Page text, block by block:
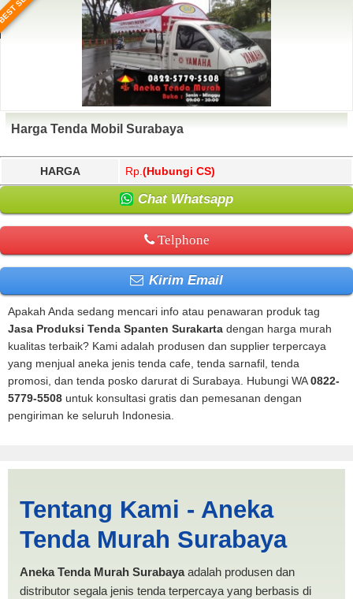
Harga Tenda Mobil Surabaya
HARGA Rp. (Hubungi CS)
Chat Whatsapp
Telphone
Kirim Email
Apakah Anda sedang mencari info atau penawaran produk tag
Jasa Produksi Tenda Spanten Surakarta dengan harga murah
kualitas terbaik? Kami adalah produsen dan supplier terpercaya
yang menjual aneka jenis tenda cafe, tenda sarnafil, tenda
promosi, dan tenda posko darurat di Surabaya. Hubungi WA0822-
5779-5508 untuk konsultasi gratis dan pemesanan dengan
pengiriman ke seluruh Indonesia.
Spanten Surakarta |
PRODUKSI ANEKA TENDA
MURAH
Tentang Kami - Aneka
Tenda Murah Surabaya
Aneka Tenda Murah Surabayaadalah produsen dan
distributor segala jenis tenda terpercaya yang berbasis di